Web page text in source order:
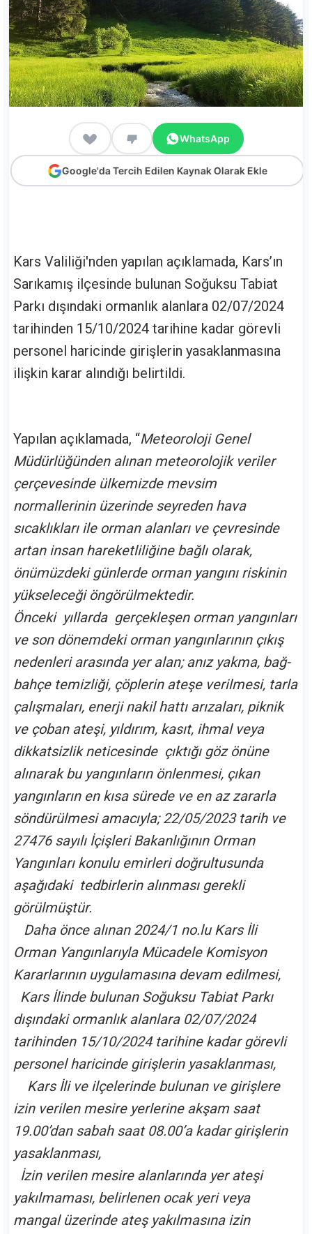
WhatsApp
Google'da Tercih Edilen Kaynak Olarak Ekle
Kars Valiliği'nden yapılan açıklamada, Kars’ın
Sarıkamış ilçesinde bulunan Soğuksu Tabiat
Parkı dışındaki ormanlık alanlara 02/07/2024
tarihinden 15/10/2024 tarihine kadar görevli
personel haricinde girişlerin yasaklanmasına
ilişkin karar alındığı belirtildi.
Yapılan açıklamada, “Meteoroloji Genel
Müdürlüğünden alınan meteorolojik veriler
çerçevesinde ülkemizde mevsim
normallerinin üzerinde seyreden hava
sıcaklıkları ile orman alanları ve çevresinde
artan insan hareketliliğine bağlı olarak,
önümüzdeki günlerde orman yangını riskinin
yükseleceği öngörülmektedir.
Önceki yıllarda gerçekleşen orman yangınları
ve son dönemdeki orman yangınlarının çıkış
nedenleri arasında yer alan; anız yakma, bağ-
bahçe temizliği, çöplerin ateşe verilmesi, tarla
çalışmaları, enerji nakil hattı arızaları, piknik
ve çoban ateşi, yıldırım, kasıt, ihmal veya
dikkatsizlik neticesinde çıktığı göz önüne
alınarak bu yangınların önlenmesi, çıkan
yangınların en kısa sürede ve en az zararla
söndürülmesi amacıyla; 22/05/2023 tarih ve
27476 sayılı İçişleri Bakanlığının Orman
Yangınları konulu emirleri doğrultusunda
aşağıdaki tedbirlerin alınması gerekli
görülmüştür.
Daha önce alınan 2024/1 no.lu Kars İli
Orman Yangınlarıyla Mücadele Komisyon
Kararlarının uygulamasına devam edilmesi,
Kars İlinde bulunan Soğuksu Tabiat Parkı
dışındaki ormanlık alanlara 02/07/2024
tarihinden 15/10/2024 tarihine kadar görevli
personel haricinde girişlerin yasaklanması,
Kars İli ve ilçelerinde bulunan ve girişlere
izin verilen mesire yerlerine akşam saat
19.00’dan sabah saat 08.00’a kadar girişlerin
yasaklanması,
İzin verilen mesire alanlarında yer ateşi
yakılmaması, belirlenen ocak yeri veya
mangal üzerinde ateş yakılmasına izin